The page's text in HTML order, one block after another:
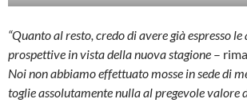
“Quanto al resto, credo di avere già espresso
prospettive in vista della nuova stagione –
Noi non abbiamo effettuato mosse in sede di
toglie assolutamente nulla al pregevole valore